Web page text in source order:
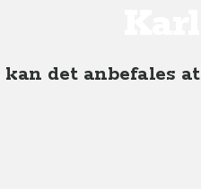
det anbefales